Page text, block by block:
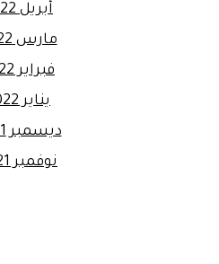
أبريل 2022
مارس 2022
فبراير 2022
يناير 2022
ديسمبر 2021
نوفمبر 2021